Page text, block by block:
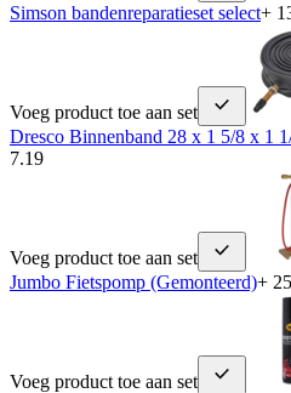
Simson bandenreparatieset select+
Voeg product toe aan set
Dresco Binnenband 28 x 1 5/8 x 1
7.19
Voeg product toe aan set
Jumbo Fietspomp (Gemonteerd)+
Voeg product toe aan set